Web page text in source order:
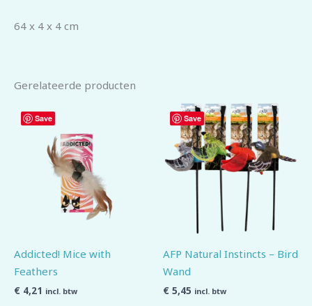
64 x 4 x 4 cm
Gerelateerde producten
Save
Addicted! Mice with
Feathers
€ 4,21 incl. btw
Save
AFP Natural Instincts – Bird
Wand
€ 5,45 incl. btw